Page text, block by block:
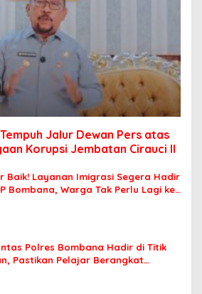
Jalur Dewan Pers atas
Korupsi Jembatan Cirauci II
Baik! Layanan Imigrasi Segera Hadir
Bombana, Warga Tak Perlu Lagi ke
Polres Bombana Hadir di Titik
Pastikan Pelajar Berangkat